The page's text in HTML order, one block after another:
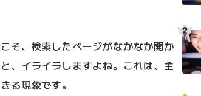
そ、検索したページがなかなか開か
、イライラしますよね。これは、主
る現象です。